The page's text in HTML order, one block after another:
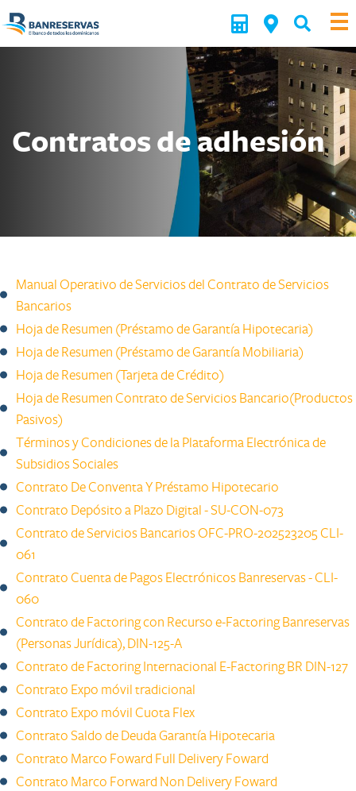
Contratos de adhesión
Manual Operativo de Servicios del Contrato de Servicios
Bancarios
Hoja de Resumen (Préstamo de Garantía Hipotecaria)
Hoja de Resumen (Préstamo de Garantía Mobiliaria)
Hoja de Resumen (Tarjeta de Crédito)
Hoja de Resumen Contrato de Servicios Bancario(Productos
Pasivos)
Términos y Condiciones de la Plataforma Electrónica de
Subsidios Sociales
Contrato De Conventa Y Préstamo Hipotecario
Contrato Depósito a Plazo Digital - SU-CON-073
Contrato de Servicios Bancarios OFC-PRO-202523205 CLI-
061
Contrato Cuenta de Pagos Electrónicos Banreservas - CLI-
060​
​​​​​​​​​​Contrato de Factoring con Recurso e-Factoring Banreservas
(Personas Jurídica), DIN-125-A
Contrato de Factoring Internacional E-Factoring BR DIN-127
Contrato Expo móvil tradicional ​​
Contrato Expo móvil Cuota Flex
Contrato Saldo de Deuda Garantía Hipotecaria
Contrato Marco Foward Full Delivery Foward
Contrato Marco Forward Non Delivery Foward​